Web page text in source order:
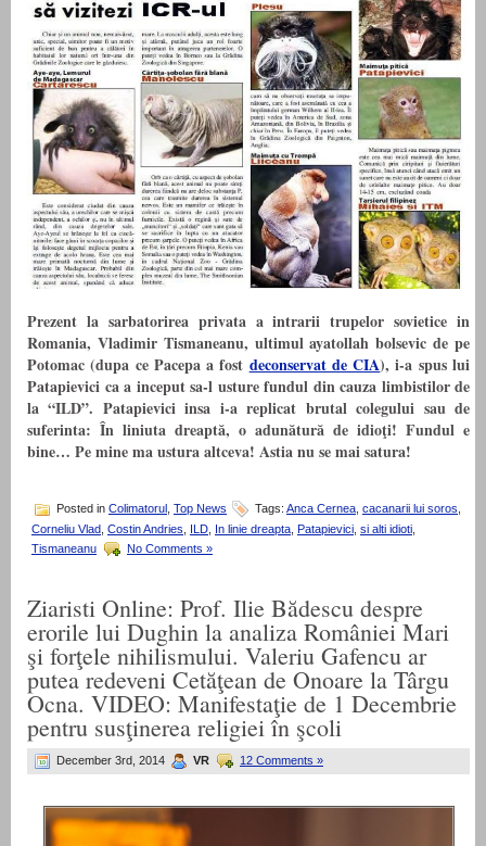
Prezent la sarbatorirea privata a intrarii trupelor sovietice in
Romania, Vladimir Tismaneanu, ultimul ayatollah bolsevic de pe
Potomac (dupa ce Pacepa a fost deconservat de CIA), i-a spus lui
Patapievici ca a inceput sa-l usture fundul din cauza limbistilor de
la “ILD”. Patapievici insa i-a replicat brutal colegului sau de
suferinta: În liniuta dreaptă, o adunătură de idioţi! Fundul e
bine… Pe mine ma ustura altceva! Astia nu se mai satura!
Posted in Colimatorul Top News Tags: Anca Cernea cacanarii lui soros
Corneliu Vlad Costin Andries ILD In linie dreapta Patapievici si alti idioti
Tismaneanu
No Comments »
Ziaristi Online: Prof. Ilie Bădescu despre
erorile lui Dughin la analiza României Mari
şi forţele nihilismului. Valeriu Gafencu ar
putea redeveni Cetăţean de Onoare la Târgu
Ocna. VIDEO: Manifestaţie de 1 Decembrie
pentru susţinerea religiei în şcoli
December 3rd, 2014 VR 12 Comments »